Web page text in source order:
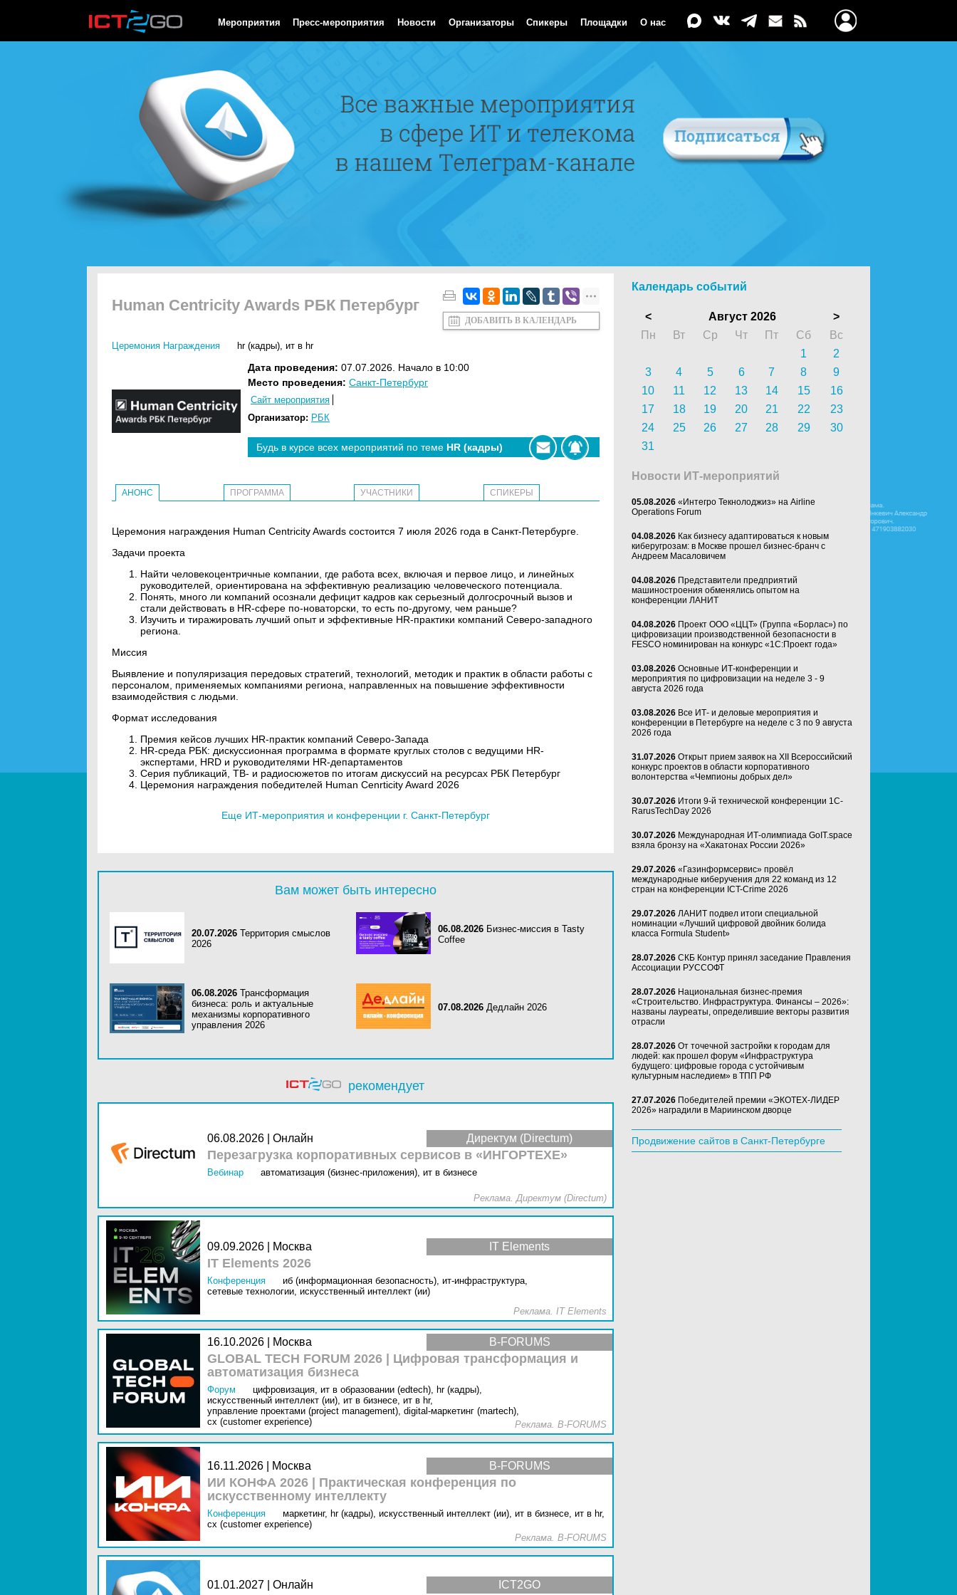
Мероприятия Пресс-мероприятия Новости Организаторы Спикеры Площадки О нас
Human Centricity Awards РБК Петербург
ДОБАВИТЬ В КАЛЕНДАРЬ
Церемония Награждения hr (кадры), ит в hr
Дата проведения: 07.07.2026. Начало в 10:00
Место проведения: Санкт-Петербург
Сайт мероприятия
Организатор: РБК
Будь в курсе всех мероприятий по теме HR (кадры)
АНОНС ПРОГРАММА УЧАСТНИКИ СПИКЕРЫ
Церемония награждения Human Centricity Awards состоится 7 июля 2026 года в Санкт-Петербурге.
Задачи проекта
Найти человекоцентричные компании, где работа всех, включая и первое лицо, и линейных
руководителей, ориентирована на эффективную реализацию человеческого потенциала.
Понять, много ли компаний осознали дефицит кадров как серьезный долгосрочный вызов и
стали действовать в HR-сфере по-новаторски, то есть по-другому, чем раньше?
Изучить и тиражировать лучший опыт и эффективные HR-практики компаний Северо-западного
региона.
Миссия
Выявление и популяризация передовых стратегий, технологий, методик и практик в области работы с
персоналом, применяемых компаниями региона, направленных на повышение эффективности
взаимодействия с людьми.
Формат исследования
Премия кейсов лучших HR-практик компаний Северо-Запада
HR-среда РБК: дискуссионная программа в формате круглых столов с ведущими HR-
экспертами, HRD и руководителями HR-департаментов
Серия публикаций, ТВ- и радиосюжетов по итогам дискуссий на ресурсах РБК Петербург
Церемония награждения победителей Human Cenrticity Award 2026
Еще ИТ-мероприятия и конференции г. Санкт-Петербург
Вам может быть интересно
20.07.2026 Территория смыслов
2026
06.08.2026 Бизнес-миссия в Tasty
Coffee
06.08.2026 Трансформация
бизнеса: роль и актуальные
механизмы корпоративного
управления 2026
07.08.2026 Дедлайн 2026
рекомендует
Директум (Directum)
06.08.2026 | Онлайн
Перезагрузка корпоративных сервисов в «ИНГОРТЕХЕ»
Вебинар автоматизация (бизнес-приложения), ит в бизнесе
Реклама. Директум (Directum)
IT Elements
09.09.2026 | Москва
IT Elements 2026
Конференция иб (информационная безопасность), ит-инфраструктура,
сетевые технологии, искусственный интеллект (ии)
Реклама. IT Elements
B-FORUMS
16.10.2026 | Москва
GLOBAL TECH FORUM 2026 | Цифровая трансформация и
автоматизация бизнеса
Форум цифровизация, ит в образовании (edtech), hr (кадры),
искусственный интеллект (ии), ит в бизнесе, ит в hr,
управление проектами (project management), digital-маркетинг (martech),
cx (customer experience)
Реклама. B-FORUMS
B-FORUMS
16.11.2026 | Москва
ИИ КОНФА 2026 | Практическая конференция по
искусственному интеллекту
Конференция маркетинг, hr (кадры), искусственный интеллект (ии), ит в бизнесе, ит в hr,
cx (customer experience)
Реклама. B-FORUMS
ICT2GO
01.01.2027 | Онлайн
Календарь событий
< Август 2026
>
Пн
Вт Ср Чт Пт Сб
Вс
1
2
3
4 5 6 7 8
9
10
11 12 13 14 15
16
17
18 19 20 21 22
23
24
25 26 27 28 29
30
31
Новости ИТ-мероприятий
05.08.2026 «Интегро Текнолоджиз» на Airline
Operations Forum
04.08.2026 Как бизнесу адаптироваться к новым
киберугрозам: в Москве прошел бизнес-бранч с
Андреем Масаловичем
04.08.2026 Представители предприятий
машиностроения обменялись опытом на
конференции ЛАНИТ
04.08.2026 Проект ООО «ЦЦТ» (Группа «Борлас») по
цифровизации производственной безопасности в
FESCO номинирован на конкурс «1С:Проект года»
03.08.2026 Основные ИТ-конференции и
мероприятия по цифровизации на неделе 3 - 9
августа 2026 года
03.08.2026 Все ИТ- и деловые мероприятия и
конференции в Петербурге на неделе с 3 по 9 августа
2026 года
31.07.2026 Открыт прием заявок на XII Всероссийский
конкурс проектов в области корпоративного
волонтерства «Чемпионы добрых дел»
30.07.2026 Итоги 9-й технической конференции 1C-
RarusTechDay 2026
30.07.2026 Международная ИТ-олимпиада GoIT.space
взяла бронзу на «Хакатонах России 2026»
29.07.2026 «Газинформсервис» провёл
международные киберучения для 22 команд из 12
стран на конференции ICT-Crime 2026
29.07.2026 ЛАНИТ подвел итоги специальной
номинации «Лучший цифровой двойник болида
класса Formula Student»
28.07.2026 СКБ Контур принял заседание Правления
Ассоциации РУССОФТ
28.07.2026 Национальная бизнес-премия
«Строительство. Инфраструктура. Финансы – 2026»:
названы лауреаты, определившие векторы развития
отрасли
28.07.2026 От точечной застройки к городам для
людей: как прошел форум «Инфраструктура
будущего: цифровые города с устойчивым
культурным наследием» в ТПП РФ
27.07.2026 Победителей премии «ЭКОТЕХ-ЛИДЕР
2026» наградили в Мариинском дворце
Продвижение сайтов в Санкт-Петербурге